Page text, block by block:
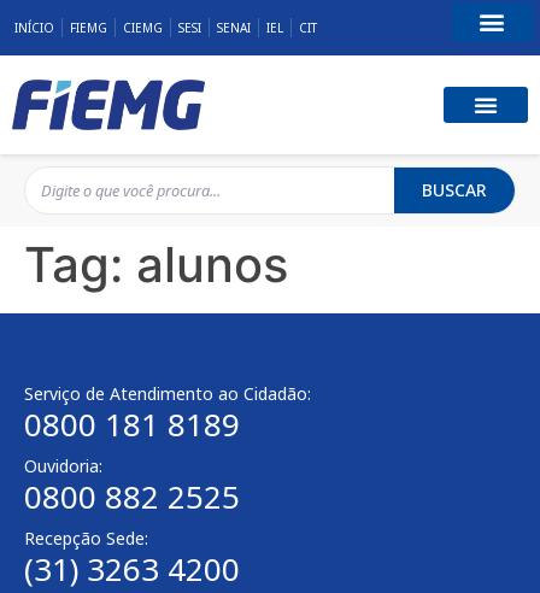
INÍCIO FIEMG CIEMG SESI SENAI IEL CIT
BUSCAR
Tag: alunos
Serviço de Atendimento ao Cidadão:
0800 181 8189
Ouvidoria:
0800 882 2525
Recepção Sede:
(31) 3263 4200